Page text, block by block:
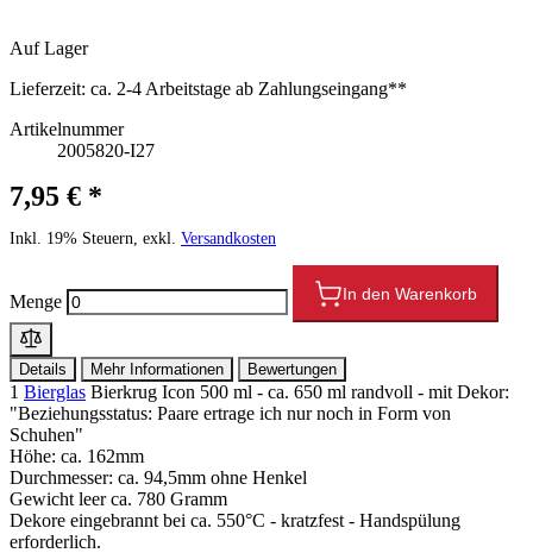
Auf Lager
Lieferzeit: ca. 2-4 Arbeitstage ab Zahlungseingang**
Artikelnummer
2005820-I27
7,95 € *
Inkl. 19% Steuern, exkl. Versandkosten
Menge In den Warenkorb
Details Mehr Informationen Bewertungen
1 Bierglas Bierkrug Icon 500 ml - ca. 650 ml randvoll - mit Dekor:
"Beziehungsstatus: Paare ertrage ich nur noch in Form von
Schuhen"
Höhe: ca. 162mm
Durchmesser: ca. 94,5mm ohne Henkel
Gewicht leer ca. 780 Gramm
Dekore eingebrannt bei ca. 550°C - kratzfest - Handspülung
erforderlich.